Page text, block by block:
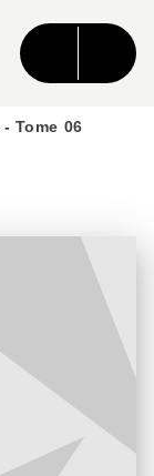
Tome 06